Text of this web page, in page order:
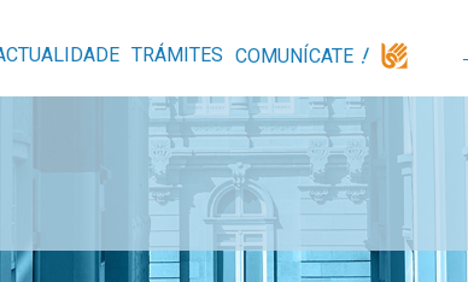
TRÁMITES COMUNÍCATE